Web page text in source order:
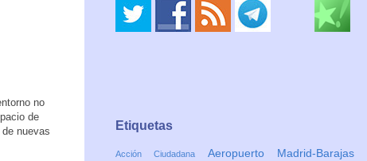
no
de
nuevas
Etiquetas
Acción Ciudadana Aeropuerto Madrid-Barajas